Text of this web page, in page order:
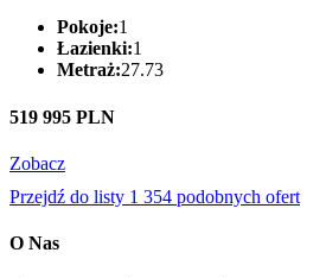
Pokoje:1
Łazienki:1
Metraż:27.73
519 995 PLN
Zobacz
Przejdź do listy 1 354 podobnych ofert
O Nas